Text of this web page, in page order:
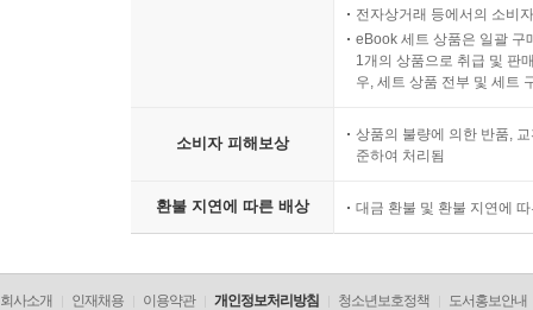
전자상거래 등에서의 소비
eBook 세트 상품은 일괄 구
1개의 상품으로 취급 및 판
우, 세트 상품 전부 및 세트
소비자 피해보상
상품의 불량에 의한 반품,
준하여 처리됨
환불 지연에 따른 배상 대금 환불 및 환불 지연에
회사소개 인재채용 이용약관 개인정보처리방침 청소년보호정책 도서홍보안내